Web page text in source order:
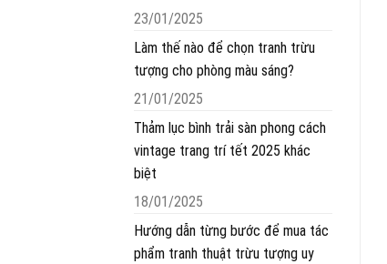
23/01/2025
Làm thế nào để chọn tranh trừu
tượng cho phòng màu sáng?
21/01/2025
Thảm lục bình trải sàn phong cách
vintage trang trí tết 2025 khác
biệt
18/01/2025
Hướng dẫn từng bước để mua tác
phẩm tranh thuật trừu tượng uy